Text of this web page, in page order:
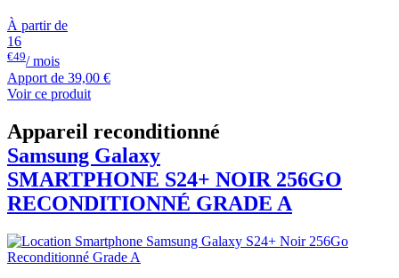
À partir de
16
€49/ mois
Apport de 39,00 €
Voir ce produit
Appareil reconditionné
Samsung Galaxy
SMARTPHONE S24+ NOIR 256GO
RECONDITIONNÉ GRADE A